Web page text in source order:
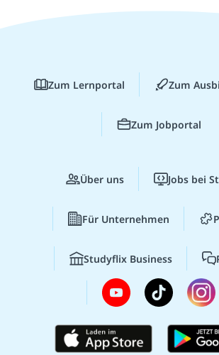
Zum Lernportal Zum
Zum Jobportal
Über uns Jobs bei
Für Unternehmen
Studyflix Business